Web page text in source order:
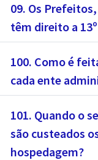
09. Os
têm direito a
100. Como é
cada ente
101. Quando o servidor viaja a trabalho, como
são custeados os gastos com alimentação e
hospedagem?